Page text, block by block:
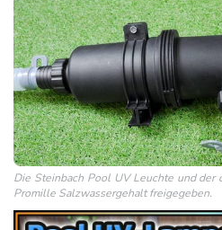
Die Steinbach Pool UV Leuchte und der
Promille Salzwassergehalt freigegeben.